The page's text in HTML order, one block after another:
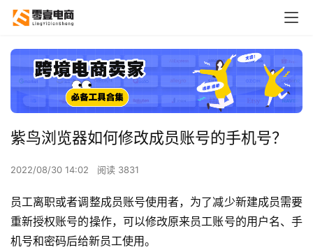
紫鸟浏览器如何修改成员账号的手机号？
2022/08/30 14:02 阅读 3831
员工离职或者调整成员账号使用者，为了减少新建成员需要
重新授权账号的操作，可以修改原来员工账号的用户名、手
机号和密码后给新员工使用。